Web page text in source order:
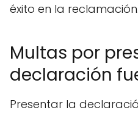
éxito en la reclamación.
Multas por
declaración
Presentar la